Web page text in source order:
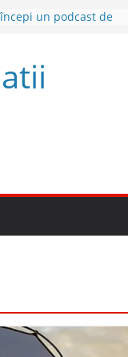
un podcast de
frame pentru vlog
pentru cele mai bune
pentru fotografia
foto mirrorless în